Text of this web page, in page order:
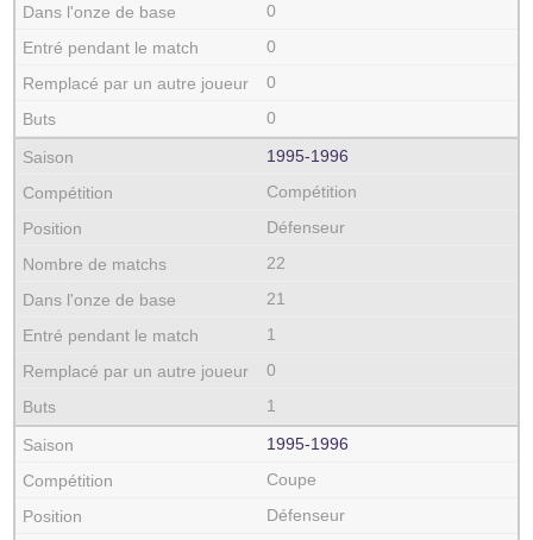
0
0
0
0
1995‑1996
Compétition
Défenseur
22
21
1
0
1
1995‑1996
Coupe
Défenseur